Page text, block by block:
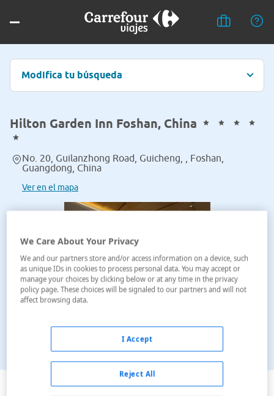
Modifica tu búsqueda
Hilton Garden Inn Foshan, China
No. 20, Guilanzhong Road, Guicheng, , Foshan,
Guangdong, China
Ver en el mapa
Ver en el mapa
We Care About Your Privacy
We and our partners store and/or access information on a device, such
as unique IDs in cookies to process personal data. You may accept or
manage your choices by clicking below or at any time in the privacy
policy page. These choices will be signaled to our partners and will not
affect browsing data.
Reject All
I Accept